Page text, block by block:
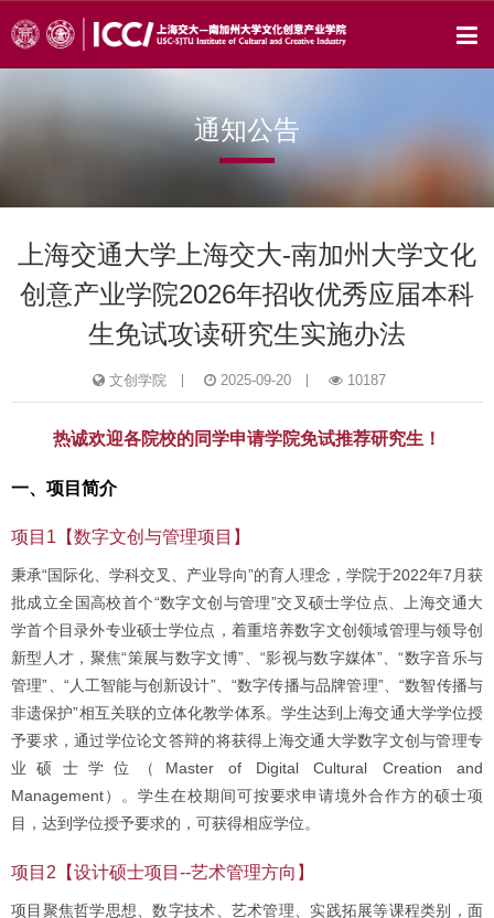
通知公告
上海交通大学上海交大-南加州大学文化
创意产业学院2026年招收优秀应届本科
生免试攻读研究生实施办法
文创学院 2025-09-20 10187
热诚欢迎各院校的同学申请学院免试推荐研究生！
一、项目简介
项目1【数字文创与管理项目】
秉承“国际化、学科交叉、产业导向”的育人理念，学院于2022年7月获
批成立全国高校首个“数字文创与管理”交叉硕士学位点、上海交通大
学首个目录外专业硕士学位点，着重培养数字文创领域管理与领导创
新型人才，聚焦“策展与数字文博”、“影视与数字媒体”、“数字音乐与
管理”、“人工智能与创新设计”、“数字传播与品牌管理”、“数智传播与
非遗保护”相互关联的立体化教学体系。学生达到上海交通大学学位授
予要求，通过学位论文答辩的将获得上海交通大学数字文创与管理专
业硕士学位（Master of Digital Cultural Creation and
Management）。学生在校期间可按要求申请境外合作方的硕士项
目，达到学位授予要求的，可获得相应学位。
项目2【设计硕士项目--艺术管理方向】
项目聚焦哲学思想、数字技术、艺术管理、实践拓展等课程类别，面